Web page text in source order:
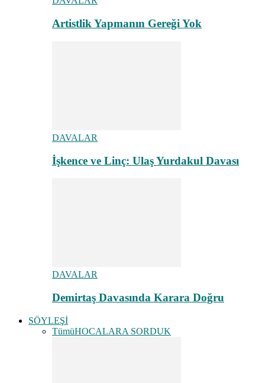
Artistlik Yapmanın Gereği Yok
DAVALAR
İşkence ve Linç: Ulaş Yurdakul Davası
DAVALAR
Demirtaş Davasında Karara Doğru
SÖYLEŞİ
TümüHOCALARA SORDUK